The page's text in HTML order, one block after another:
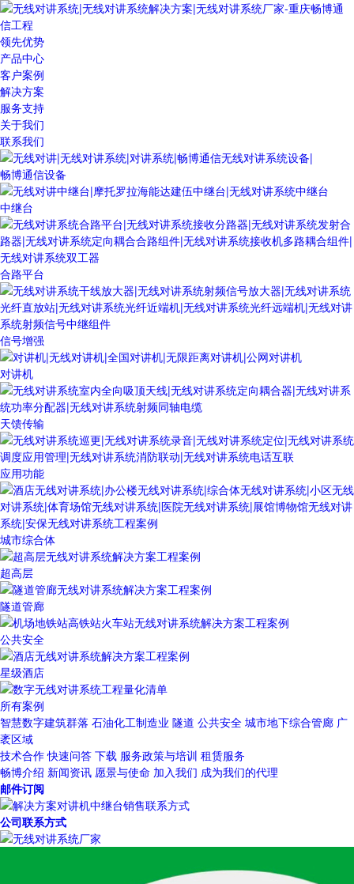
领先优势
产品中心
客户案例
解决方案
服务支持
关于我们
联系我们
畅博通信设备
中继台
合路平台
信号增强
对讲机
天馈传输
应用功能
城市综合体
超高层
隧道管廊
公共安全
星级酒店
所有案例
智慧数字建筑群落 石油化工制造业 隧道 公共安全 城市地下综合管廊 广
袤区域
技术合作 快速问答 下载 服务政策与培训 租赁服务
畅博介绍 新闻资讯 愿景与使命 加入我们 成为我们的代理
邮件订阅
公司联系方式